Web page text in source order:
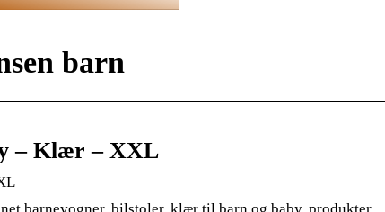
barn
– Klær – XXL
barnevogner, bilstoler, klær til barn og baby, produkter